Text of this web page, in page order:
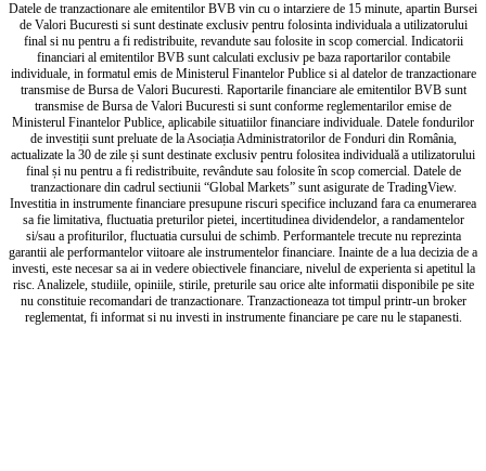
Datele de tranzactionare ale emitentilor BVB vin cu o intarziere de 15 minute, apartin Bursei
de Valori Bucuresti si sunt destinate exclusiv pentru folosinta individuala a utilizatorului
final si nu pentru a fi redistribuite, revandute sau folosite in scop comercial. Indicatorii
financiari al emitentilor BVB sunt calculati exclusiv pe baza raportarilor contabile
individuale, in formatul emis de Ministerul Finantelor Publice si al datelor de tranzactionare
transmise de Bursa de Valori Bucuresti. Raportarile financiare ale emitentilor BVB sunt
transmise de Bursa de Valori Bucuresti si sunt conforme reglementarilor emise de
Ministerul Finantelor Publice, aplicabile situatiilor financiare individuale. Datele fondurilor
de investiții sunt preluate de la Asociația Administratorilor de Fonduri din România,
actualizate la 30 de zile și sunt destinate exclusiv pentru folositea individuală a utilizatorului
final și nu pentru a fi redistribuite, revândute sau folosite în scop comercial. Datele de
tranzactionare din cadrul sectiunii “Global Markets” sunt asigurate de TradingView.
Investitia in instrumente financiare presupune riscuri specifice incluzand fara ca enumerarea
sa fie limitativa, fluctuatia preturilor pietei, incertitudinea dividendelor, a randamentelor
si/sau a profiturilor, fluctuatia cursului de schimb. Performantele trecute nu reprezinta
garantii ale performantelor viitoare ale instrumentelor financiare. Inainte de a lua decizia de a
investi, este necesar sa ai in vedere obiectivele financiare, nivelul de experienta si apetitul la
risc. Analizele, studiile, opiniile, stirile, preturile sau orice alte informatii disponibile pe site
nu constituie recomandari de tranzactionare. Tranzactioneaza tot timpul printr-un broker
reglementat, fi informat si nu investi in instrumente financiare pe care nu le stapanesti.